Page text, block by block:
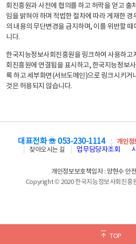
회진흥원과 사전에 협의를 하고 허락을 얻고 출
임을 밝혀야 하며 적법한 절차에 따라 게재한 경
의 내용의 무단변경을 금지하며, 이를 위반할
니다.
한국지능정보사회진흥원을 링크하여 사용하고
회진흥원에 연결됨을 표시하고, 한국지능정보
록 하고 세부화면(서브도메인)으로 링크시키거
것은 허용되지 않습니다.
TOP
대표전화 ☏ 053-230-1114 개인정
찾아오시는 길
업무담당자조회
개인정보보호책임자 : 양현수 안
Copyright © 2020 한국지능정보사회진흥